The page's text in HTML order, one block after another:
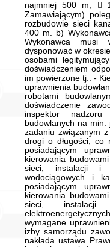
najmniej 500 m, 
Zamawiającym)
rozbudowie sieci
400 m. b)
Wykonawca musi
dysponować w
osobami
doświadczeniem
im powierzone tj.: -
uprawnienia
robotami
doświadczenie
inspektor
budowlanych na
zadaniu związanym
drogi o długości,
posiadającym
kierowania
sieci, instalacji i
wodociągowych i
posiadającym
kierowania
sieci,
wymagane
izby samorządu
nakłada ustawa